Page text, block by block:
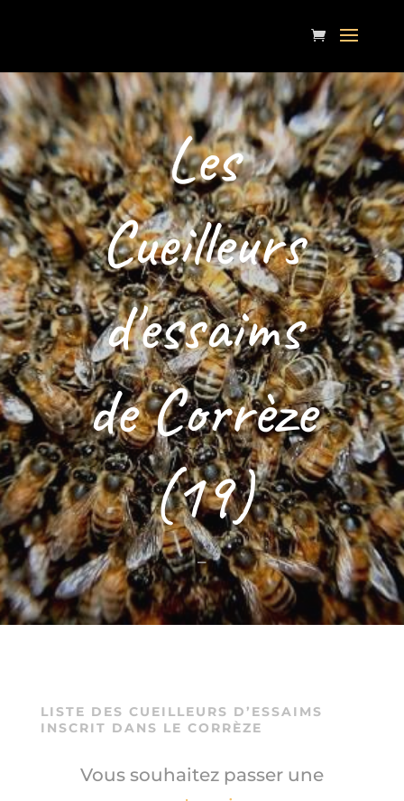
Les
Cueilleurs
d'essaims
de Corrèze
(19)
–
LISTE DES CUEILLEURS D’ESSAIMS
INSCRIT DANS LE CORRÈZE
Vous souhaitez passer une